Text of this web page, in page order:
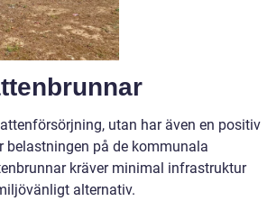
utan har även en positiv
belastningen på de kommunala
kräver minimal infrastruktur
alternativ.